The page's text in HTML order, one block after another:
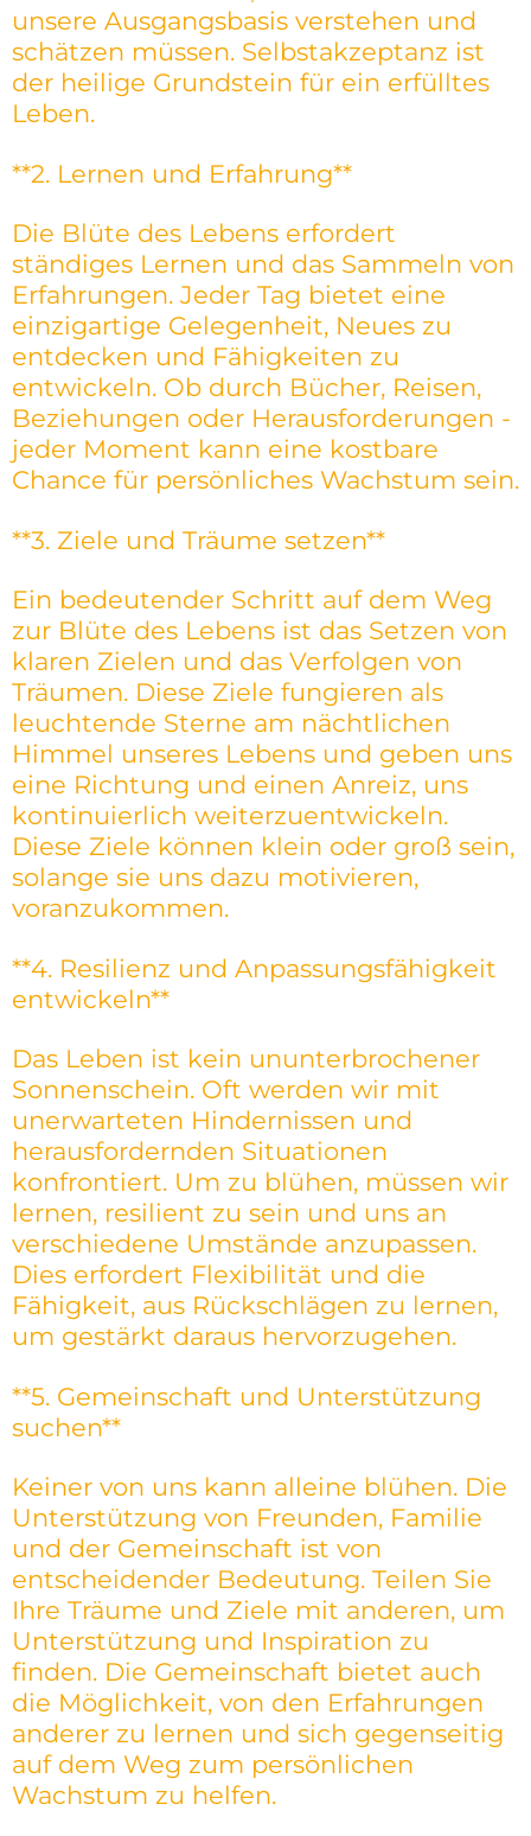
unsere Ausgangsbasis verstehen und
schätzen müssen. Selbstakzeptanz ist
der heilige Grundstein für ein erfülltes
Leben.
**2. Lernen und Erfahrung**
Die Blüte des Lebens erfordert
ständiges Lernen und das Sammeln von
Erfahrungen. Jeder Tag bietet eine
einzigartige Gelegenheit, Neues zu
entdecken und Fähigkeiten zu
entwickeln. Ob durch Bücher, Reisen,
Beziehungen oder Herausforderungen -
jeder Moment kann eine kostbare
Chance für persönliches Wachstum sein.
**3. Ziele und Träume setzen**
Ein bedeutender Schritt auf dem Weg
zur Blüte des Lebens ist das Setzen von
klaren Zielen und das Verfolgen von
Träumen. Diese Ziele fungieren als
leuchtende Sterne am nächtlichen
Himmel unseres Lebens und geben uns
eine Richtung und einen Anreiz, uns
kontinuierlich weiterzuentwickeln.
Diese Ziele können klein oder groß sein,
solange sie uns dazu motivieren,
voranzukommen.
**4. Resilienz und Anpassungsfähigkeit
entwickeln**
Das Leben ist kein ununterbrochener
Sonnenschein. Oft werden wir mit
unerwarteten Hindernissen und
herausfordernden Situationen
konfrontiert. Um zu blühen, müssen wir
lernen, resilient zu sein und uns an
verschiedene Umstände anzupassen.
Dies erfordert Flexibilität und die
Fähigkeit, aus Rückschlägen zu lernen,
um gestärkt daraus hervorzugehen.
**5. Gemeinschaft und Unterstützung
suchen**
Keiner von uns kann alleine blühen. Die
Unterstützung von Freunden, Familie
und der Gemeinschaft ist von
entscheidender Bedeutung. Teilen Sie
Ihre Träume und Ziele mit anderen, um
Unterstützung und Inspiration zu
finden. Die Gemeinschaft bietet auch
die Möglichkeit, von den Erfahrungen
anderer zu lernen und sich gegenseitig
auf dem Weg zum persönlichen
Wachstum zu helfen.